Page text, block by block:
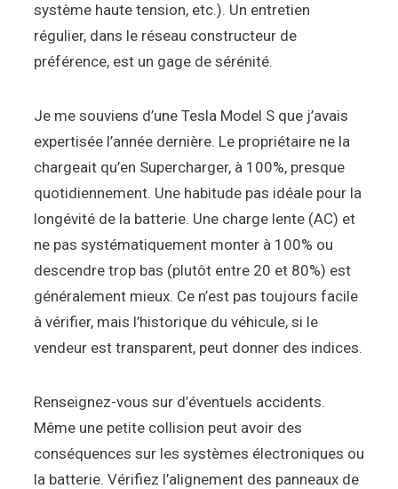
système haute tension, etc.). Un entretien
régulier, dans le réseau constructeur de
préférence, est un gage de sérénité.
Je me souviens d’une Tesla Model S que j’avais
expertisée l’année dernière. Le propriétaire ne la
chargeait qu’en Supercharger, à 100%, presque
quotidiennement. Une habitude pas idéale pour la
longévité de la batterie. Une charge lente (AC) et
ne pas systématiquement monter à 100% ou
descendre trop bas (plutôt entre 20 et 80%) est
généralement mieux. Ce n’est pas toujours facile
à vérifier, mais l’historique du véhicule, si le
vendeur est transparent, peut donner des indices.
Renseignez-vous sur d’éventuels accidents.
Même une petite collision peut avoir des
conséquences sur les systèmes électroniques ou
la batterie. Vérifiez l’alignement des panneaux de